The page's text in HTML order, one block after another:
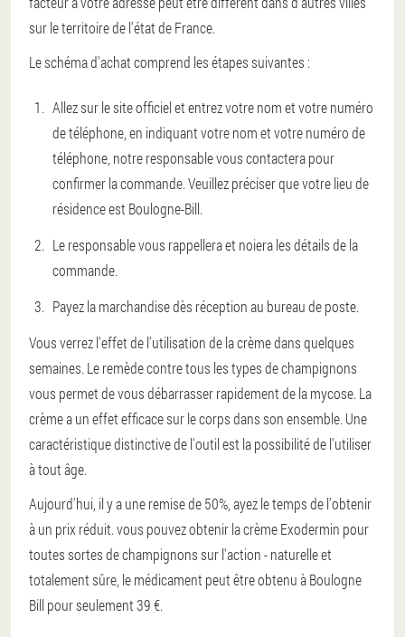
sur le territoire de l'état de France.
Le schéma d'achat comprend les étapes suivantes :
Allez sur le site officiel et entrez votre nom et votre numéro
de téléphone, en indiquant votre nom et votre numéro de
téléphone, notre responsable vous contactera pour
confirmer la commande. Veuillez préciser que votre lieu de
résidence est Boulogne-Bill.
Le responsable vous rappellera et noiera les détails de la
commande.
Payez la marchandise dès réception au bureau de poste.
Vous verrez l'effet de l'utilisation de la crème dans quelques
semaines. Le remède contre tous les types de champignons
vous permet de vous débarrasser rapidement de la mycose. La
crème a un effet efficace sur le corps dans son ensemble. Une
caractéristique distinctive de l'outil est la possibilité de l'utiliser
à tout âge.
Aujourd'hui, il y a une remise de 50%, ayez le temps de l'obtenir
à un prix réduit. vous pouvez obtenir la crème Exodermin pour
toutes sortes de champignons sur l'action - naturelle et
totalement sûre, le médicament peut être obtenu à Boulogne
Bill pour seulement 39 €.